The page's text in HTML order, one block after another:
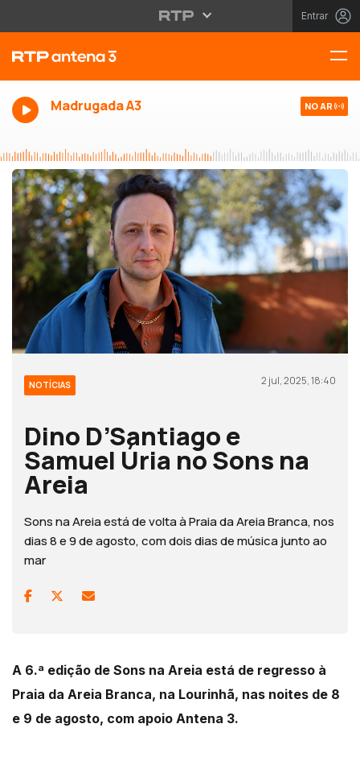
Entrar
Madrugada A3 NO AR
NOTÍCIAS 2 jul, 2025, 18:40
Dino D’Santiago e
Samuel Úria no Sons na
Areia
Sons na Areia está de volta à Praia da Areia Branca, nos
dias 8 e 9 de agosto, com dois dias de música junto ao
mar
A 6.ª edição de Sons na Areia está de regresso à
Praia da Areia Branca, na Lourinhã, nas noites de 8
e 9 de agosto, com apoio Antena 3.